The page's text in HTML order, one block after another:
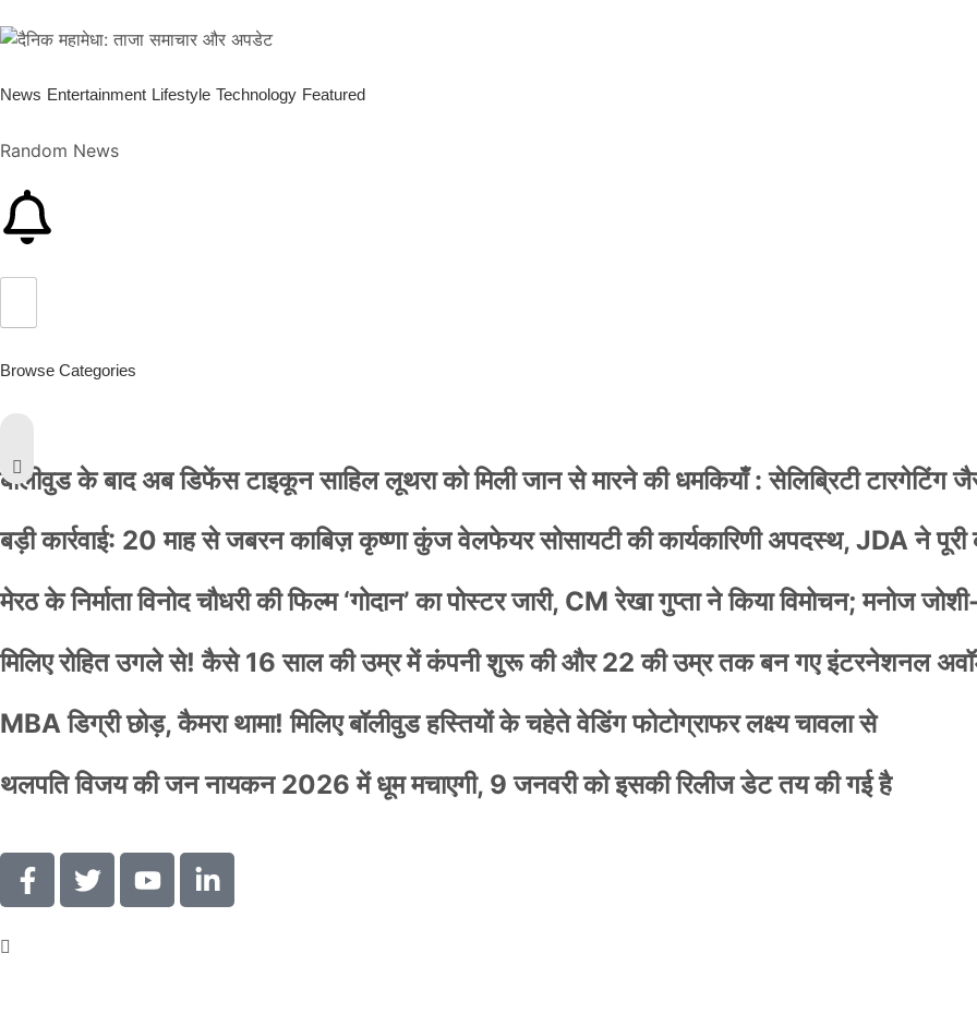
News Entertainment Lifestyle Technology Featured
Random News
Browse Categories
बॉलीवुड के बाद अब डिफेंस टाइकून साहिल लूथरा को मिली जान से मारने की धमकियाँ : सेलिब्रिटी टारगेटिंग
बड़ी कार्रवाई: 20 माह से जबरन काबिज़ कृष्णा कुंज वेलफेयर सोसायटी की कार्यकारिणी अपदस्थ, JDA ने पूरी
मेरठ के निर्माता विनोद चौधरी की फिल्म ‘गोदान’ का पोस्टर जारी, CM रेखा गुप्ता ने किया विमोचन; मनोज
मिलिए रोहित उगले से! कैसे 16 साल की उम्र में कंपनी शुरू की और 22 की उम्र तक बन गए इंटरनेशनल
MBA डिग्री छोड़, कैमरा थामा! मिलिए बॉलीवुड हस्तियों के चहेते वेडिंग फोटोग्राफर लक्ष्य चावला से
थलपति विजय की जन नायकन 2026 में धूम मचाएगी, 9 जनवरी को इसकी रिलीज डेट तय की गई है